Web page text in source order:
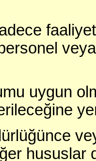
uygun
hususlar